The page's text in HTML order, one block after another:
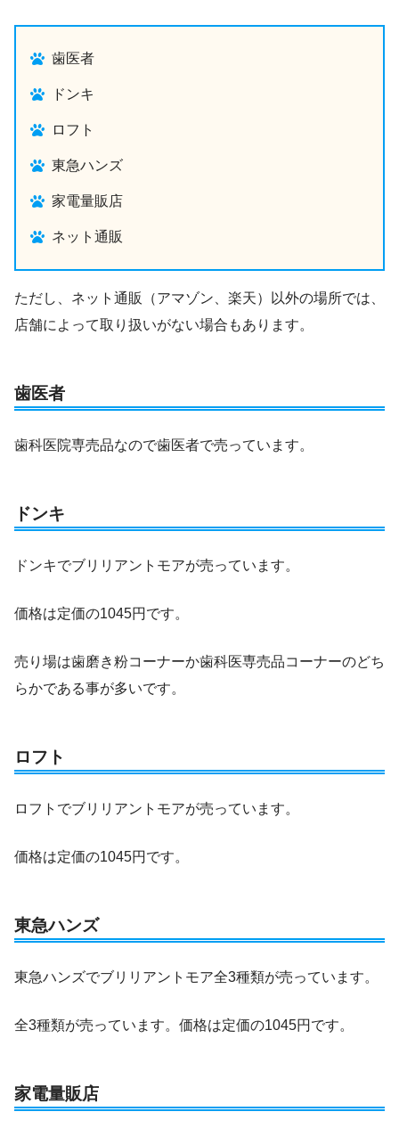
歯医者
ドンキ
ロフト
東急ハンズ
家電量販店
ネット通販
ただし、ネット通販（アマゾン、楽天）以外の場所では、
店舗によって取り扱いがない場合もあります。
歯医者
歯科医院専売品なので歯医者で売っています。
ドンキ
ドンキでブリリアントモアが売っています。
価格は定価の1045円です。
売り場は歯磨き粉コーナーか歯科医専売品コーナーのどち
らかである事が多いです。
ロフト
ロフトでブリリアントモアが売っています。
価格は定価の1045円です。
東急ハンズ
東急ハンズでブリリアントモア全3種類が売っています。
全3種類が売っています。価格は定価の1045円です。
家電量販店